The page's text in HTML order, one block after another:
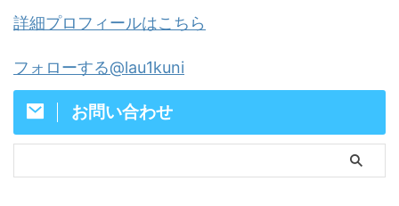
詳細プロフィールはこちら
フォローする@lau1kuni
お問い合わせ